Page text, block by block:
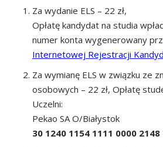
Za wydanie ELS – 22 zł,
Opłatę kandydat na studia
numer konta wygenerowany
Internetowej Rejestracji
Za wymianę ELS w związku ze
osobowych – 22 zł, Opłatę
Uczelni:
Pekao SA O/Białystok
30 1240 1154 1111 0000 2148